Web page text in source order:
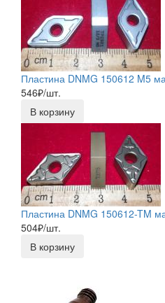
Пластина DNMG 150612 M5
546₽/шт.
В корзину
Пластина DNMG 150612-TM
504₽/шт.
В корзину